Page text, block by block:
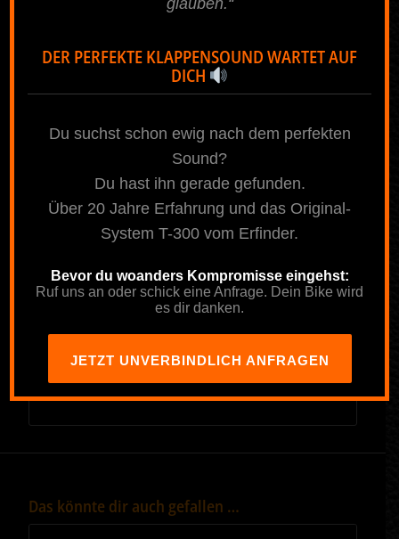
Die Rückversandkosten sind bei
Bestellungen außerhalb Deutschlands
nicht (hier) für das jeweilige Land
bekanntgegeben sind. Wir ermitteln
dann die aktuellen Versandkosten
anhand deiner Paketgröße und
Gewichtsangabe.
Der Umbau ist im Bereich der StVZO
nicht zugelassen (ohne ABE/Gutachten).
nur auf Privatgelände erfolgen.
.
Das könnte dir auch gefallen …
glauben.“
DER PERFEKTE KLAPPENSOUND WARTET AUF
DICH
Du suchst schon ewig nach dem perfekten
Sound?
Du hast ihn gerade gefunden.
Über 20 Jahre Erfahrung und das Original-
System T-300 vom Erfinder.
Bevor du woanders Kompromisse eingehst:
Ruf uns an oder schick eine Anfrage. Dein Bike wird
es dir danken.
JETZT UNVERBINDLICH ANFRAGEN